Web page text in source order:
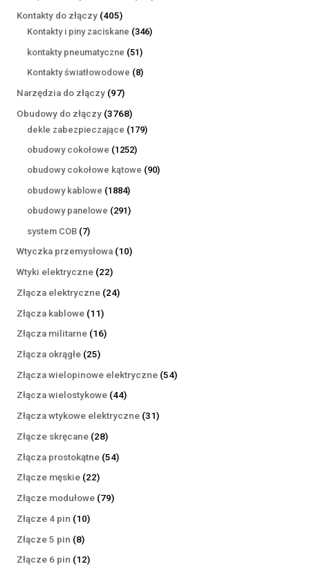
Kontakty do złączy 405405
produktów
Kontakty i piny zaciskane 346346
kontakty pneumatyczne 5151
produktów
Kontakty światłowodowe 88
Narzędzia do złączy 9797
produktów
Obudowy do złączy 37683768
produktów
dekle zabezpieczające 179179
obudowy cokołowe 12521252
produkty
obudowy cokołowe kątowe 9090
obudowy kablowe 18841884
produkty
obudowy panelowe 291291
system COB 77
produktów
Wtyczka przemysłowa 1010
Wtyki elektryczne 2222
produkty
Złącza elektryczne 2424
Złącza kablowe 1111
produktów
Złącza militarne 1616
Złącza okrągłe 2525
produktów
Złącza wielopinowe elektryczne 5454
Złącza wielostykowe 4444
produkty
Złącza wtykowe elektryczne 3131
Złącze skręcane 2828
produktów
Złącza prostokątne 5454
Złącze męskie 2222
produkty
Złącze modułowe 7979
Złącze 4 pin 1010
Złącze 5 pin 88
produktów
Złącze 6 pin 1212